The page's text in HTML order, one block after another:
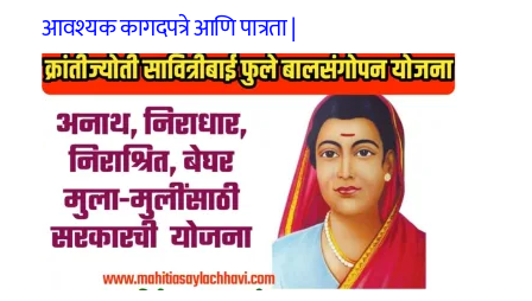
आवश्यक कागदपत्रे आणि पात्रता |